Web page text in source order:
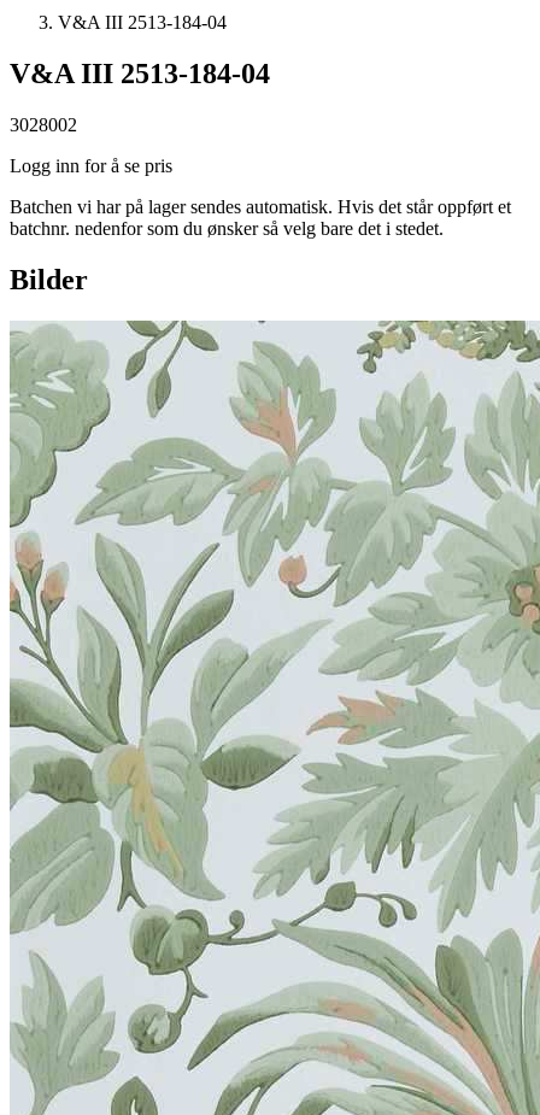
V&A III 2513-184-04
V&A III 2513-184-04
3028002
Logg inn for å se pris
Batchen vi har på lager sendes automatisk. Hvis det står oppført et
batchnr. nedenfor som du ønsker så velg bare det i stedet.
Bilder